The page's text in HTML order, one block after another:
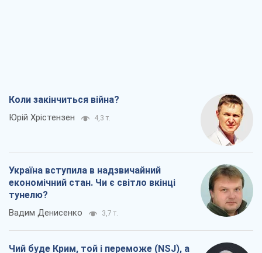
Коли закінчиться війна?
Юрій Хрістензен 4,3 т.
Україна вступила в надзвичайний
економічний стан. Чи є світло вкінці
тунелю?
Вадим Денисенко 3,7 т.
Чий буде Крим, той і переможе (NSJ), а